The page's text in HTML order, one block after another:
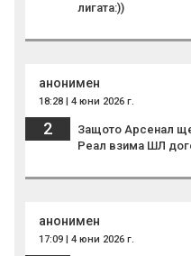
лигата:))
анонимен
18:28 | 4 юни 2026 г.
2
Защото Арсенал
Реал взима ШЛ
анонимен
17:09 | 4 юни 2026 г.